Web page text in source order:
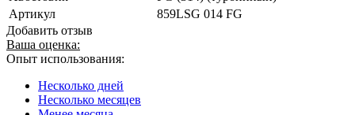
Артикул
859LSG 014 FG
Добавить отзыв
Ваша оценка:
Опыт использования:
Несколько дней
Несколько месяцев